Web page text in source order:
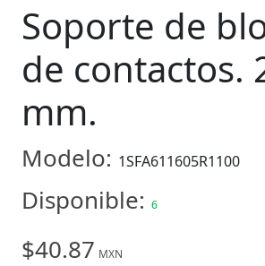
Soporte de
de contactos.
mm.
Modelo: 1SFA611605R1100
Disponible: 6
$40.87 MXN